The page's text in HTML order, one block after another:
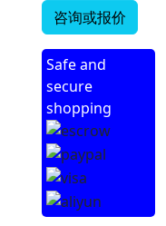
咨询或报价
Safe and
secure
shopping